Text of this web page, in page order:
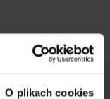
O plikach cookies